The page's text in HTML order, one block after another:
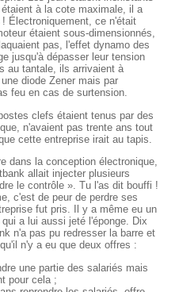
à la cote maximale, il a
Électroniquement, ce n'était
étaient sous-dimensionnés,
pas, l'effet dynamo des
jusqu'à dépasser leur tension
au tantale, ils arrivaient à
diode Zener mais par
feu en cas de surtension.
clefs étaient tenus par des
n'avaient pas trente ans tout
cette entreprise irait au tapis.
dans la conception électronique,
allait injecter plusieurs
le contrôle ». Tu l'as dit bouffi !
c'est de peur de perdre ses
fut pris. Il y a même eu un
a lui aussi jeté l'éponge. Dix
n'a pas pu redresser la barre et
n'y a eu que deux offres :
une partie des salariés mais
pour cela ;